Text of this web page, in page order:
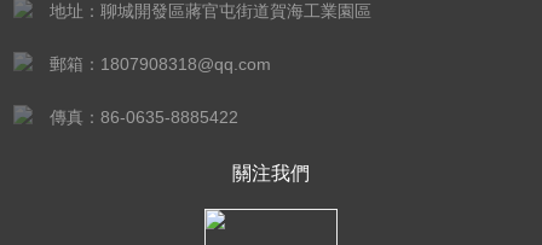
地址：聊城開發區蔣官屯街道賀海工業園區
郵箱：1807908318@qq.com
傳真：86-0635-8885422
關注我們